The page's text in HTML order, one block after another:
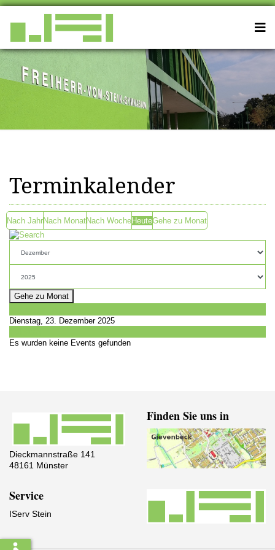
Terminkalender
Nach JahrNach MonatNach WocheHeuteGehe zu Monat
Gehe zu Monat
Dienstag, 23. Dezember 2025
Es wurden keine Events gefunden
Dieckmannstraße 141
48161 Münster
Finden Sie uns in
Service
IServ Stein